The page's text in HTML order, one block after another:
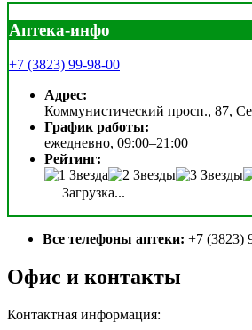
Аптека-инфо
+7 (3823) 99-98-00
Адрес:
Коммунистический просп., 87,
График работы:
ежедневно, 09:00–21:00
Рейтинг:
Загрузка...
Все телефоны аптеки: +7 (3823)
Офис и контакты
Контактная информация: